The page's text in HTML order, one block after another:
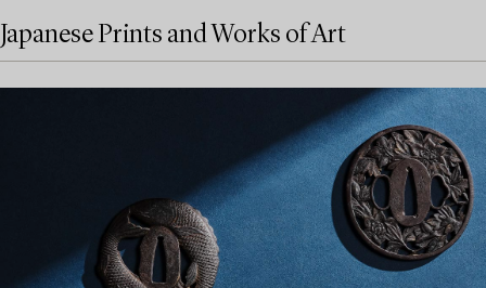
Japanese Prints and Works of Art